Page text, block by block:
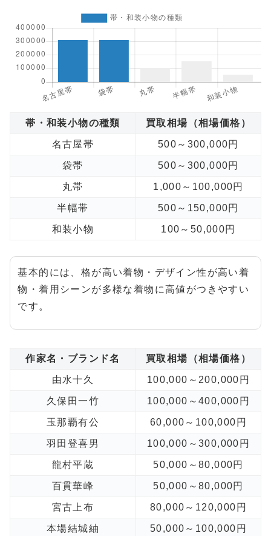
帯・和装小物の種類 買取相場（相場価格）
名古屋帯 500～300,000円
袋帯 500～300,000円
丸帯 1,000～100,000円
半幅帯 500～150,000円
和装小物 100～50,000円
基本的には、格が高い着物・デザイン性が高い着
物・着用シーンが多様な着物に高値がつきやすい
です。
作家名・ブランド名 買取相場（相場価格）
由水十久 100,000～200,000円
久保田一竹 100,000～400,000円
玉那覇有公 60,000～100,000円
羽田登喜男 100,000～300,000円
龍村平蔵 50,000～80,000円
百貫華峰 50,000～80,000円
宮古上布 80,000～120,000円
本場結城紬 50,000～100,000円